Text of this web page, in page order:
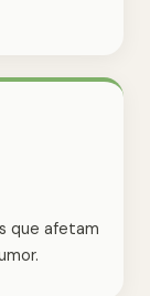
que afetam